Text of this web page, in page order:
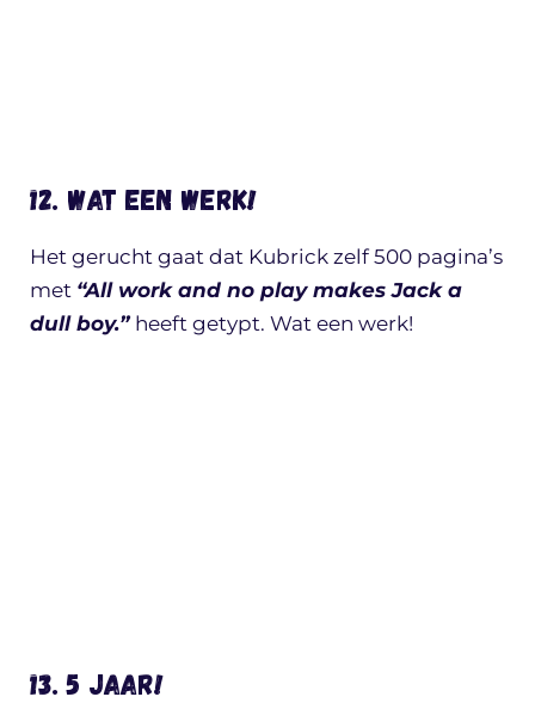
12. Wat een werk!
Het gerucht gaat dat Kubrick zelf 500 pagina’s
met “All work and no play makes Jack a
dull boy.” heeft getypt. Wat een werk!
13. 5 jaar!